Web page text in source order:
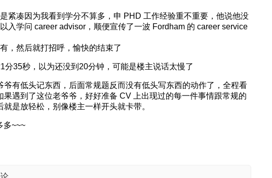
紧凑因为我看到学分不算多，申 PHD 工作经验重不重要，他说他没
入学问 career advisor，顺便宣传了一波 Fordham 的 career service
，然后就打招呼，愉快的结束了
分35秒，以为还没到20分钟，可能是楼主说话太慢了
爷有低头记东西，后面常规题反而没有低头写东西的动作了，全程看
遇到了这位老爷爷，好好准备 CV 上出现过的每一件事情跟常规的
是放轻松，别像楼主一样开头就卡带。
多~~~